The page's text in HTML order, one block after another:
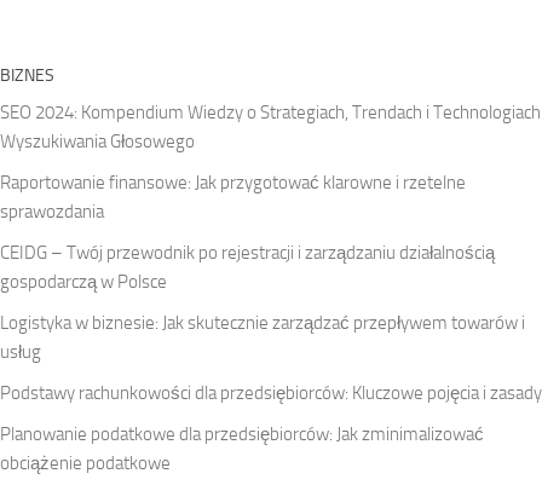
BIZNES
SEO 2024: Kompendium Wiedzy o Strategiach, Trendach i Technologiach
Wyszukiwania Głosowego
Raportowanie finansowe: Jak przygotować klarowne i rzetelne
sprawozdania
CEIDG – Twój przewodnik po rejestracji i zarządzaniu działalnością
gospodarczą w Polsce
Logistyka w biznesie: Jak skutecznie zarządzać przepływem towarów i
usług
Podstawy rachunkowości dla przedsiębiorców: Kluczowe pojęcia i zasady
Planowanie podatkowe dla przedsiębiorców: Jak zminimalizować
obciążenie podatkowe